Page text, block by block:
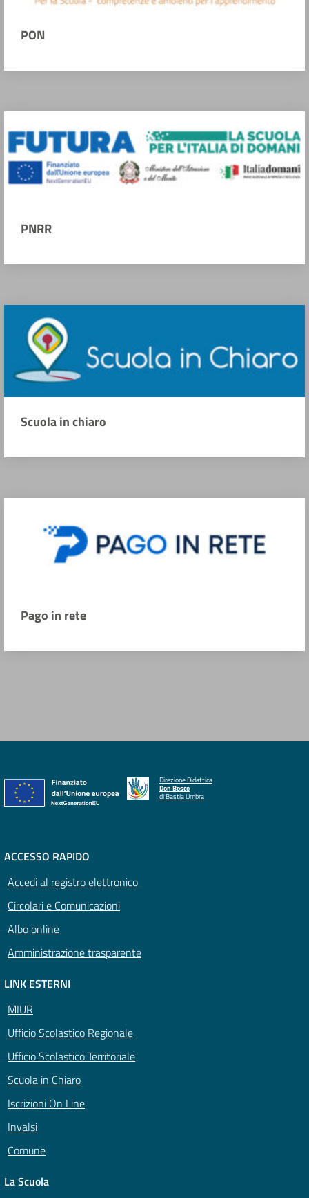
PON
PNRR
Scuola in chiaro
Pago in rete
Direzione Didattica
Don Bosco
di Bastia Umbra
ACCESSO RAPIDO
Accedi al registro elettronico
Circolari e Comunicazioni
Albo online
Amministrazione trasparente
LINK ESTERNI
MIUR
Ufficio Scolastico Regionale
Ufficio Scolastico Territoriale
Scuola in Chiaro
Iscrizioni On Line
Invalsi
Comune
La Scuola